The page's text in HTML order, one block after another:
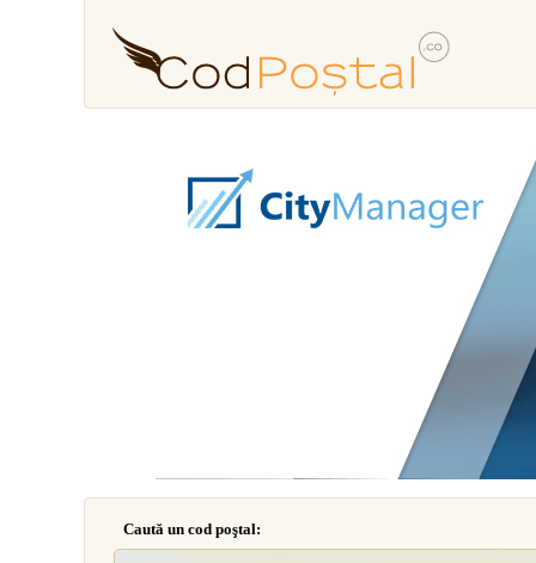
Caută un cod poştal: